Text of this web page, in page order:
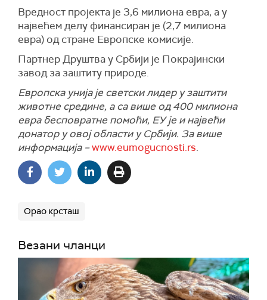
Вредност пројекта је 3,6 милиона евра, а у
највећем делу финансиран је (2,7 милиона
евра) од стране Европске комисије.
Партнер Друштва у Србији је Покрајински
завод за заштиту природе.
Европска унија је светски лидер у заштити
животне средине, а са више од 400 милиона
евра бесповратне помоћи, ЕУ је и највећи
донатор у овој области у Србији. За више
информација –www.eumogucnosti.rs.
Орао крсташ
Везани чланци